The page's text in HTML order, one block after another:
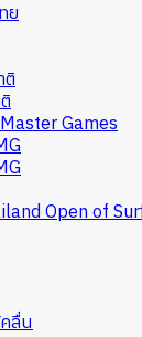
ย
ติ
Games
Open of
ลื่น